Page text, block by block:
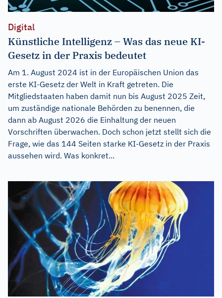
Digital
Künstliche Intelligenz – Was das neue KI-
Gesetz in der Praxis bedeutet
Am 1. August 2024 ist in der Europäischen Union das
erste KI-Gesetz der Welt in Kraft getreten. Die
Mitgliedstaaten haben damit nun bis August 2025 Zeit,
um zuständige nationale Behörden zu benennen, die
dann ab August 2026 die Einhaltung der neuen
Vorschriften überwachen. Doch schon jetzt stellt sich die
Frage, wie das 144 Seiten starke KI-Gesetz in der Praxis
aussehen wird. Was konkret...